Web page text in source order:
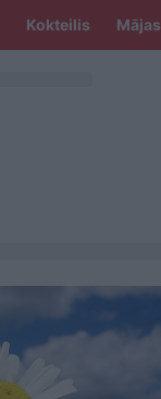
Kokteilis Mājas